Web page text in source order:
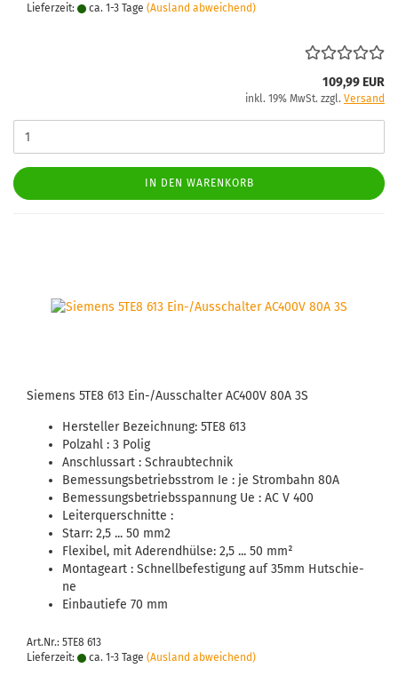
Lieferzeit:
ca. 1-3 Tage (Ausland abweichend)
109,99 EUR
inkl. 19% MwSt. zzgl. Versand
IN DEN WARENKORB
Sie­mens 5TE8 613 Ein-/Aus­schal­ter AC400V 80A 3S
Her­stel­ler Be­zeich­nung: 5TE8 613
Pol­zahl : 3 Polig
An­schluss­art : Schraub­tech­nik
Be­mes­sungs­be­triebs­strom Ie : je Strom­bahn 80A
Be­mes­sungs­be­triebs­span­nung Ue : AC V 400
Lei­ter­quer­schnit­te :
Starr: 2,5 ... 50 mm2
Fle­xi­bel, mit Ader­end­hül­se: 2,5 ... 50 mm²
Mon­ta­ge­art : Schnell­be­fes­ti­gung auf 35mm Hut­schie­
ne
Ein­bau­tie­fe 70 mm
Art.Nr.: 5TE8 613
Lieferzeit:
ca. 1-3 Tage (Ausland abweichend)